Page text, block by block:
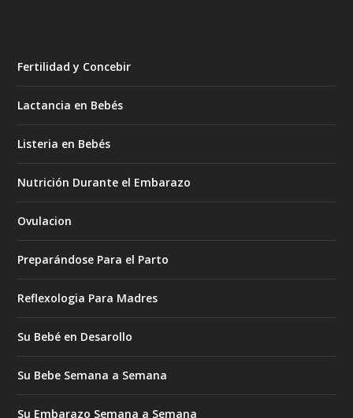
Fertilidad y Concebir
Lactancia en Bebés
Listeria en Bebés
Nutrición Durante el Embarazo
Ovulacion
Preparándose Para el Parto
Reflexologia Para Madres
Su Bebé en Desarollo
Su Bebe Semana a Semana
Su Embarazo Semana a Semana